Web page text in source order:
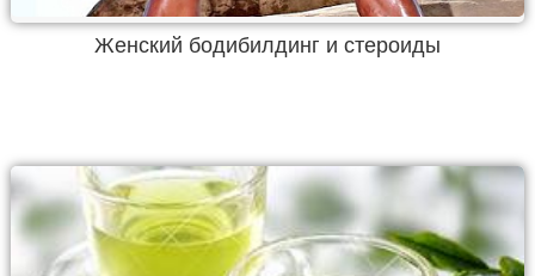
Женский бодибилдинг и стероиды